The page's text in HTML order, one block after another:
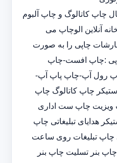
چاپ کاتالوگ و چاپ آلبوم
آنلاین الوچاپ می
چاپی را به صورت
چاپی :چاپ افست-چاپ
کاتالوگ 5 رنگ-چاپ رول آپ-چاپ پاپ آپ-
چاپ کاتالوگ چاپ
ویزیت چاپ ست اداری
هدایای تبلیغاتی چاپ
چاپ تبلیغات روی ساعت
بنر تسلیت چاپ بنر